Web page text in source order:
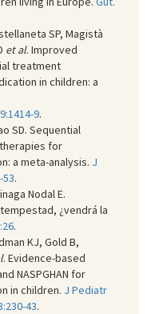
SP, Magistà
et al. Improved
treatment
in children: a
9.
SD. Sequential
for
a meta-analysis. J
53.
Nodal E.
¿vendrá la
.
KJ, Gold B,
. Evidence-based
NASPGHAN for
in children. J Pediatr
43.